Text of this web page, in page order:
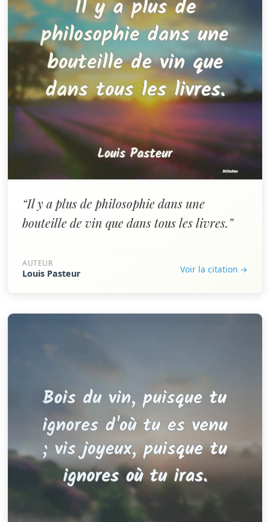
“Il y a plus de philosophie dans une
bouteille de vin que dans tous les livres.”
AUTEUR
Louis Pasteur Voir la citation →